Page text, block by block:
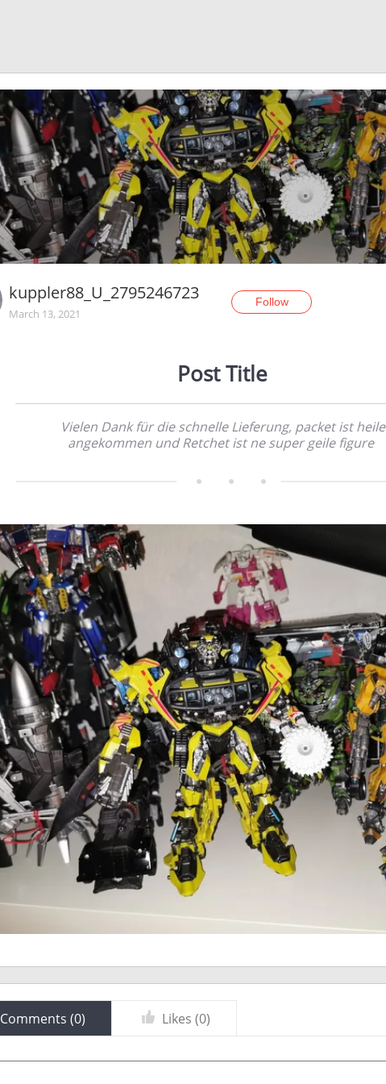
kuppler88_U_2795246723
March 13, 2021
Follow
Post Title
Vielen Dank für die schnelle Lieferung, packet ist heile
angekommen und Retchet ist ne super geile figure             
Comments (0) Likes (0)